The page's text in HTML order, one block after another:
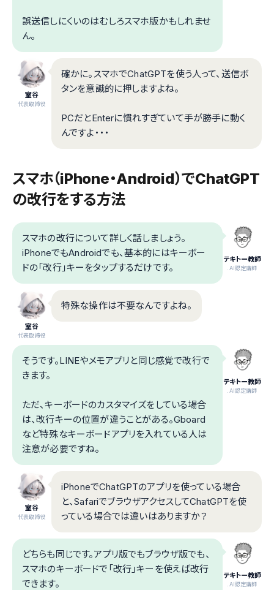
誤送信しにくいのはむしろスマホ版かもしれませ
ん。
室谷
代表取締役
確かに。スマホでChatGPTを使う人って、送信ボ
タンを意識的に押しますよね。
PCだとEnterに慣れすぎていて手が勝手に動く
んですよ・・・
スマホ（iPhone・Android）でChatGPT
の改行をする方法
テキトー教師
.AI認定講師
スマホの改行について詳しく話しましょう。
iPhoneでもAndroidでも、基本的にはキーボー
ドの「改行」キーをタップするだけです。
室谷
代表取締役
特殊な操作は不要なんですよね。
テキトー教師
.AI認定講師
そうです。LINEやメモアプリと同じ感覚で改行で
きます。
ただ、キーボードのカスタマイズをしている場合
は、改行キーの位置が違うことがある。Gboard
など特殊なキーボードアプリを入れている人は
注意が必要ですね。
室谷
代表取締役
iPhoneでChatGPTのアプリを使っている場合
と、SafariでブラウザアクセスしてChatGPTを使
っている場合では違いはありますか？
テキトー教師
.AI認定講師
どちらも同じです。アプリ版でもブラウザ版でも、
スマホのキーボードで「改行」キーを使えば改行
できます。